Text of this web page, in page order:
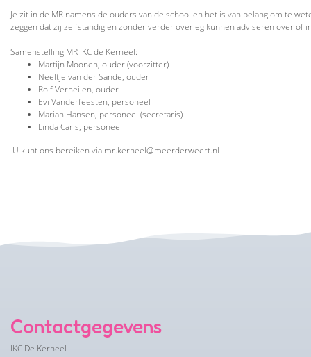
Je zit in de MR namens de ouders van de school en het is van belang om te
zeggen dat zij zelfstandig en zonder verder overleg kunnen adviseren over
Samenstelling MR IKC de Kerneel:
Martijn Moonen, ouder (voorzitter)
Neeltje van der Sande, ouder
Rolf Verheijen, ouder
Evi Vanderfeesten, personeel
Marian Hansen, personeel (secretaris)
Linda Caris, personeel
U kunt ons bereiken via mr.kerneel@meerderweert.nl
Contactgegevens
IKC De Kerneel